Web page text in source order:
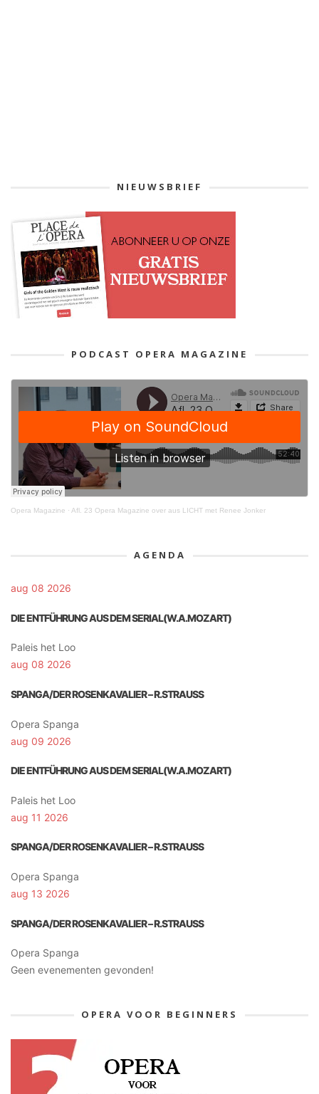
NIEUWSBRIEF
PODCAST OPERA MAGAZINE
Opera Magazine · Afl. 23 Opera Magazine over aus LICHT met Renee Jonker
AGENDA
aug 08 2026
DIE ENTFÜHRUNG AUS DEM SERIAL(W.A.MOZART)
Paleis het Loo
aug 08 2026
SPANGA/DER ROSENKAVALIER – R.STRAUSS
Opera Spanga
aug 09 2026
DIE ENTFÜHRUNG AUS DEM SERIAL(W.A.MOZART)
Paleis het Loo
aug 11 2026
SPANGA/DER ROSENKAVALIER – R.STRAUSS
Opera Spanga
aug 13 2026
SPANGA/DER ROSENKAVALIER – R.STRAUSS
Opera Spanga
Geen evenementen gevonden!
OPERA VOOR BEGINNERS